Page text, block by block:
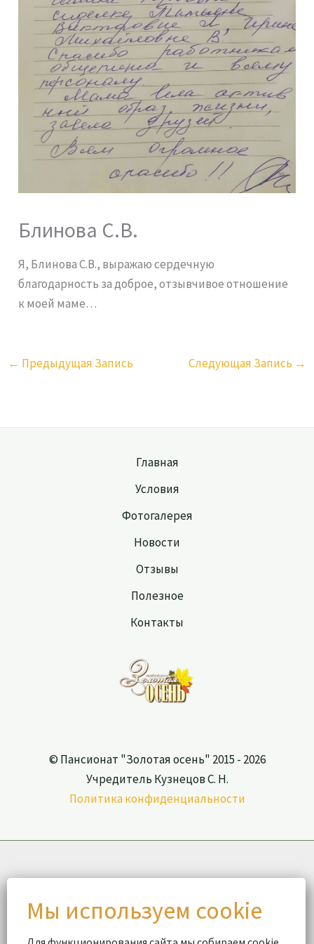
Блинова С.В.
Я, Блинова С.В., выражаю сердечную
благодарность за доброе, отзывчивое отношение
к моей маме…
← Предыдущая Запись Следующая Запись →
Главная
Условия
Фотогалерея
Новости
Отзывы
Полезное
Контакты
© Пансионат "Золотая осень" 2015 - 2026
Учредитель Кузнецов С. Н.
Политика конфиденциальности